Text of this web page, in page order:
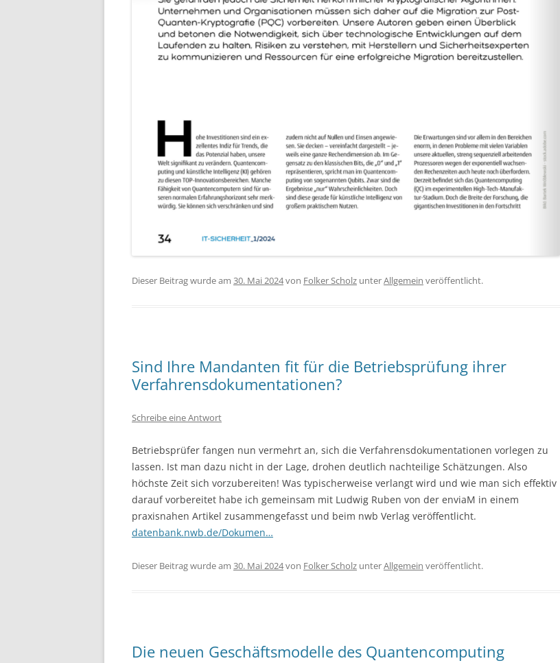
Dieser Beitrag wurde am 30. Mai 2024von Folker Scholz unterAllgemein veröffentlicht.
Sind Ihre Mandanten fit für die Betriebsprüfung ihrer
Verfahrensdokumentationen?
Schreibe eine Antwort
Betriebsprüfer fangen nun vermehrt an, sich die Verfahrensdokumentationen vorlegen zu
lassen. Ist man dazu nicht in der Lage, drohen deutlich nachteilige Schätzungen. Also
höchste Zeit sich vorzubereiten! Was typischerweise verlangt wird und wie man sich effektiv
darauf vorbereitet habe ich gemeinsam mit Ludwig Ruben von der enviaM in einem
praxisnahen Artikel zusammengefasst und beim nwb Verlag veröffentlicht.
datenbank.nwb.de/Dokumen…
Dieser Beitrag wurde am 30. Mai 2024von Folker Scholz unterAllgemein veröffentlicht.
Die neuen Geschäftsmodelle des Quantencomputing